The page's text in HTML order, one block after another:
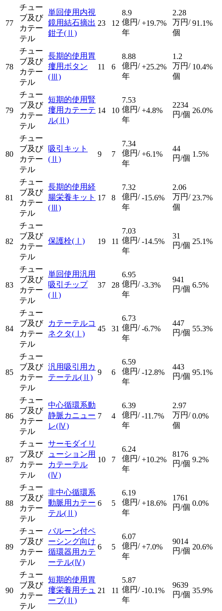
77
チュー
ブ及び
カテー
テル
単回使用内視
鏡用結石摘出
鉗子(Ⅱ)
23 12
8.9
億円/
年
+19.7%
2.28
万円/
個
91.1%
78
チュー
ブ及び
カテー
テル
長期的使用胃
瘻用ボタン
(Ⅲ)
11 6
8.88
億円/
年
+25.2%
1.2
万円/
個
10.4%
79
チュー
ブ及び
カテー
テル
短期的使用腎
瘻用カテーテ
ル(Ⅱ)
14 10
7.53
億円/
年
+4.8%
2234
円/個 26.0%
80
チュー
ブ及び
カテー
テル
吸引キット
(Ⅱ)
9 7
7.34
億円/
年
+6.1%
44
円/個 1.5%
81
チュー
ブ及び
カテー
テル
長期的使用経
腸栄養キット
(Ⅲ)
17 8
7.32
億円/
年
-15.6%
2.06
万円/
個
23.7%
82
チュー
ブ及び
カテー
テル
保護栓(Ⅰ) 19 11
7.03
億円/
年
-14.5%
31
円/個 25.1%
83
チュー
ブ及び
カテー
テル
単回使用汎用
吸引チップ
(Ⅱ)
37 28
6.95
億円/
年
-3.3%
941
円/個 6.5%
84
チュー
ブ及び
カテー
テル
カテーテルコ
ネクタ(Ⅰ)
45 31
6.73
億円/
年
-6.7%
447
円/個 55.3%
85
チュー
ブ及び
カテー
テル
汎用吸引用カ
テーテル(Ⅱ)
9 6
6.59
億円/
年
-12.8%
443
円/個 95.1%
86
チュー
ブ及び
カテー
テル
中心循環系動
静脈カニュー
レ(Ⅳ)
7 4
6.39
億円/
年
-11.7%
2.97
万円/
個
0.0%
87
チュー
ブ及び
カテー
テル
サーモダイリ
ューション用
カテーテル
(Ⅳ)
10 7
6.24
億円/
年
+10.2%
8176
円/個 9.2%
88
チュー
ブ及び
カテー
テル
非中心循環系
動脈用カテー
テル(Ⅱ)
6 5
6.19
億円/
年
+18.6%
1761
円/個 0.0%
89
チュー
ブ及び
カテー
テル
バルーン付ペ
ーシング向け
循環器用カテ
ーテル(Ⅳ)
6 5
6.07
億円/
年
+7.0%
9014
円/個 20.6%
90
チュー
ブ及び
カテー
テル
短期的使用胃
瘻栄養用チュ
ーブ(Ⅱ)
21 11
5.87
億円/
年
-10.1%
9639
円/個 35.9%